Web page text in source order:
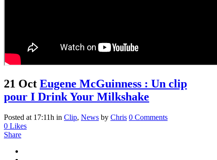
21 Oct Eugene McGuinness : Un clip
pour I Drink Your Milkshake
Posted at 17:11h in Clip, News by Chris 0 Comments
0 Likes
Share